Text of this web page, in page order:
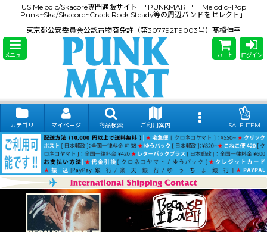
US Melodic/Skacore専門通販サイト "PUNKMART" 「Melodic~Pop
Punk~Ska/Skacore~Crack Rock Steady等の周辺バンドをセレクト」
東京都公安委員会公認古物商免許（第307792119003号）髙橋伸幸
メニュー カート ログイン
カテゴリ マイページ 商品検索 ご利用案内 SALE ITEM